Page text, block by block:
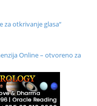
za otkrivanje glasa“
Online – otvoreno za
i Online